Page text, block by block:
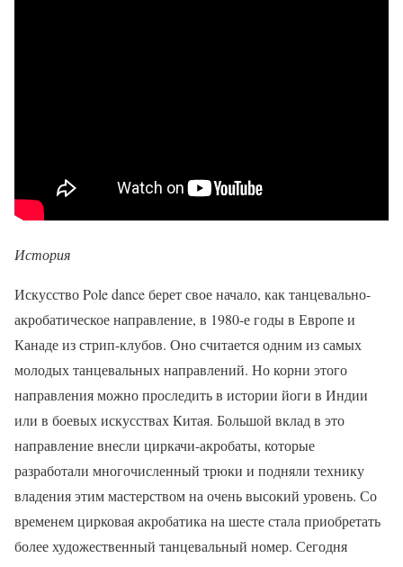
История
Искусство Pole dance берет свое начало, как танцевально-
акробатическое направление, в 1980-е годы в Европе и
Канаде из стрип-клубов. Оно считается одним из самых
молодых танцевальных направлений. Но корни этого
направления можно проследить в истории йоги в Индии
или в боевых искусствах Китая. Большой вклад в это
направление внесли циркачи-акробаты, которые
разработали многочисленный трюки и подняли технику
владения этим мастерством на очень высокий уровень. Со
временем цирковая акробатика на шесте стала приобретать
более художественный танцевальный номер. Сегодня